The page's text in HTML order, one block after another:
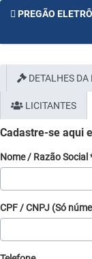
PREGÃO
DETALHES DA
LICITANTES
Cadastre-se aqui
Nome / Razão Social
CPF / CNPJ (Só